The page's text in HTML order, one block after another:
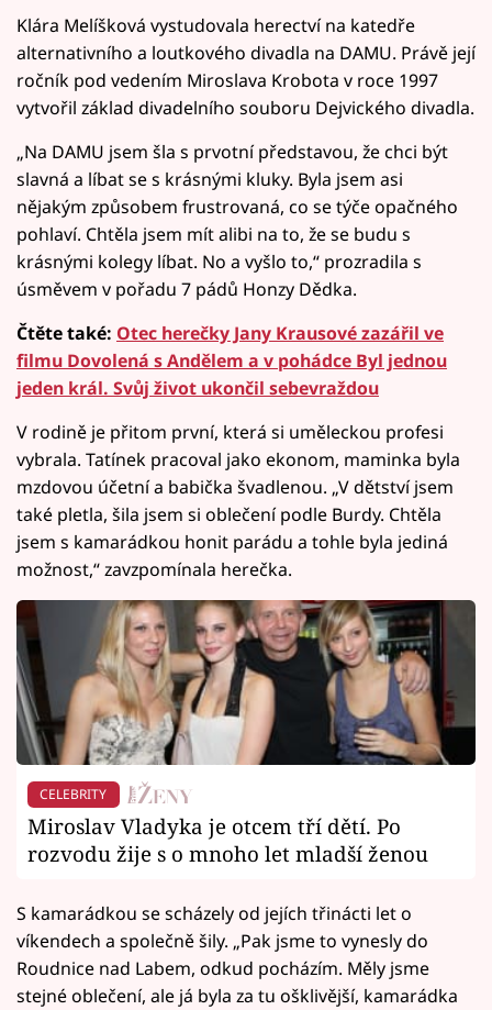
Klára Melíšková vystudovala herectví na katedře
alternativního a loutkového divadla na DAMU. Právě její
ročník pod vedením Miroslava Krobota v roce 1997
vytvořil základ divadelního souboru Dejvického divadla.
„Na DAMU jsem šla s prvotní představou, že chci být
slavná a líbat se s krásnými kluky. Byla jsem asi
nějakým způsobem frustrovaná, co se týče opačného
pohlaví. Chtěla jsem mít alibi na to, že se budu s
krásnými kolegy líbat. No a vyšlo to,“ prozradila s
úsměvem v pořadu 7 pádů Honzy Dědka.
Čtěte také: Otec herečky Jany Krausové zazářil ve
filmu Dovolená s Andělem a v pohádce Byl jednou
jeden král. Svůj život ukončil sebevraždou
V rodině je přitom první, která si uměleckou profesi
vybrala. Tatínek pracoval jako ekonom, maminka byla
mzdovou účetní a babička švadlenou. „V dětství jsem
také pletla, šila jsem si oblečení podle Burdy. Chtěla
jsem s kamarádkou honit parádu a tohle byla jediná
možnost,“ zavzpomínala herečka.
CELEBRITY
Miroslav Vladyka je otcem tří dětí. Po
rozvodu žije s o mnoho let mladší ženou
S kamarádkou se scházely od jejích třinácti let o
víkendech a společně šily. „Pak jsme to vynesly do
Roudnice nad Labem, odkud pocházím. Měly jsme
stejné oblečení, ale já byla za tu ošklivější, kamarádka